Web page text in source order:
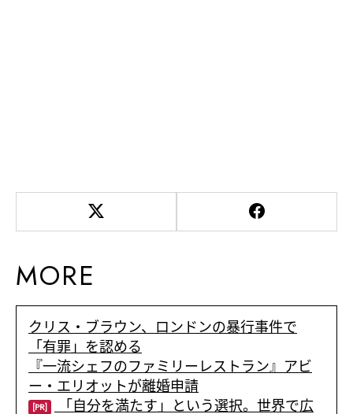
MORE
クリス・ブラウン、ロンドンの暴行事件で
「有罪」を認める
『一流シェフのファミリーレストラン』アビ
ー・エリオットが離婚申請
[PR]
「自分を満たす」という選択。世界で広